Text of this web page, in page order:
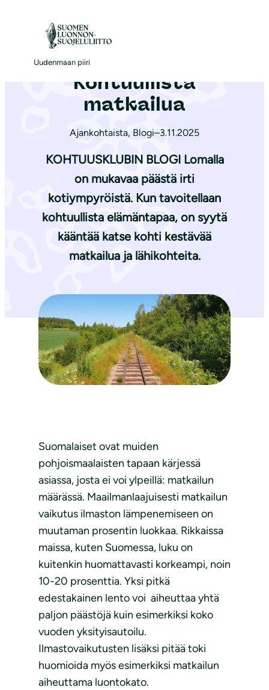
Uudenmaan piiri
Etusivu|Ajankohtaista
Kohtuullista
matkailua
Ajankohtaista, Blogi–3.11.2025
KOHTUUSKLUBIN BLOGI Lomalla
on mukavaa päästä irti
kotiympyröistä. Kun tavoitellaan
kohtuullista elämäntapaa, on syytä
kääntää katse kohti kestävää
matkailua ja lähikohteita.
Suomalaiset ovat muiden
pohjoismaalaisten tapaan kärjessä
asiassa, josta ei voi ylpeillä: matkailun
määrässä. Maailmanlaajuisesti matkailun
vaikutus ilmaston lämpenemiseen on
muutaman prosentin luokkaa. Rikkaissa
maissa, kuten Suomessa, luku on
kuitenkin huomattavasti korkeampi, noin
10-20 prosenttia. Yksi pitkä
edestakainen lento voi aiheuttaa yhtä
paljon päästöjä kuin esimerkiksi koko
vuoden yksityisautoilu.
Ilmastovaikutusten lisäksi pitää toki
huomioida myös esimerkiksi matkailun
aiheuttama luontokato.